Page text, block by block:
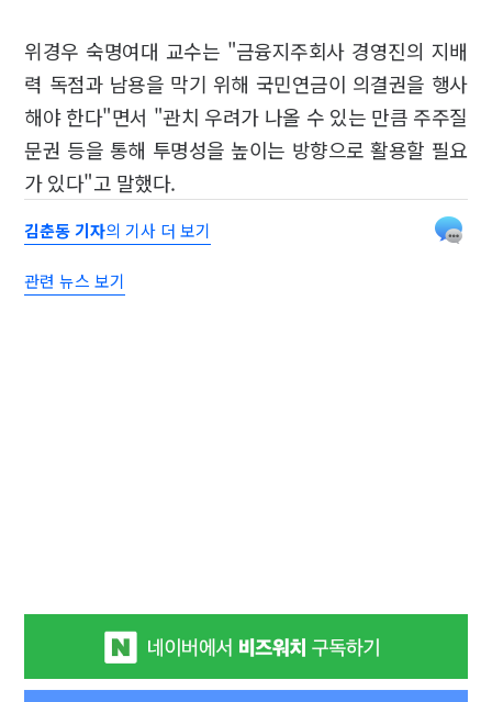
위경우 숙명여대 교수는 "금융지주회사 경영진의 지배
력 독점과 남용을 막기 위해 국민연금이 의결권을 행사
해야 한다"면서 "관치 우려가 나올 수 있는 만큼 주주질
문권 등을 통해 투명성을 높이는 방향으로 활용할 필요
가 있다"고 말했다.
김춘동 기자의 기사 더 보기
관련 뉴스 보기